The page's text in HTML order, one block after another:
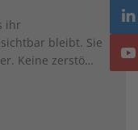
ihr
bleibt. Sie
Keine zerstö…